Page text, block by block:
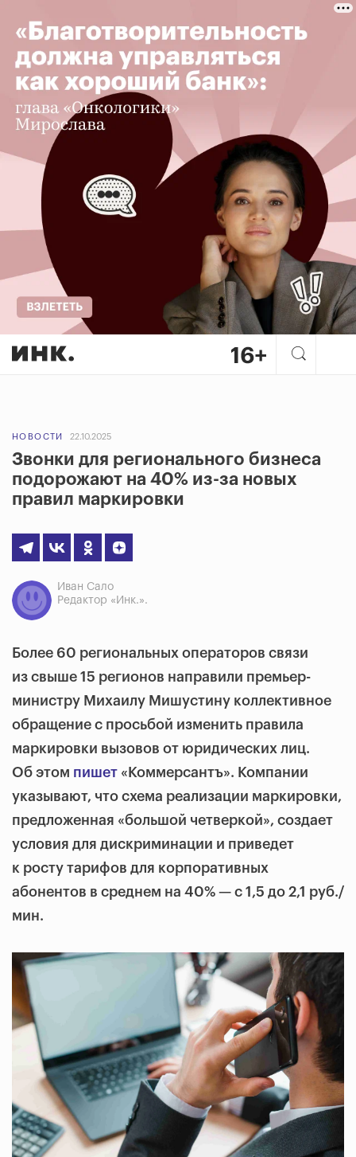
НОВОСТИ 22.10.2025
Звонки для регионального бизнеса
подорожают на 40% из-за новых
правил маркировки
Иван Сало
Редактор «Инк.».
Более 60 региональных операторов связи
из свыше 15 регионов направили премьер-
министру Михаилу Мишустину коллективное
обращение с просьбой изменить правила
маркировки вызовов от юридических лиц.
Об этом пишет «Коммерсантъ». Компании
указывают, что схема реализации маркировки,
предложенная «большой четверкой», создает
условия для дискриминации и приведет
к росту тарифов для корпоративных
абонентов в среднем на 40% — с 1,5 до 2,1 руб./
мин.